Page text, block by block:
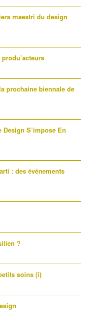
maestri du design
prochaine biennale de
S’impose En
: des événements
?
soins (i)